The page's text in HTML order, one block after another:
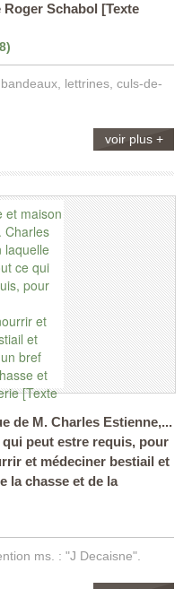
Schabol [Texte
lettrines, culs-de-
voir plus +
de M. Charles Estienne,...
peut estre requis, pour
et médeciner bestiail et
la chasse et de la
ms. : "J Decaisne".